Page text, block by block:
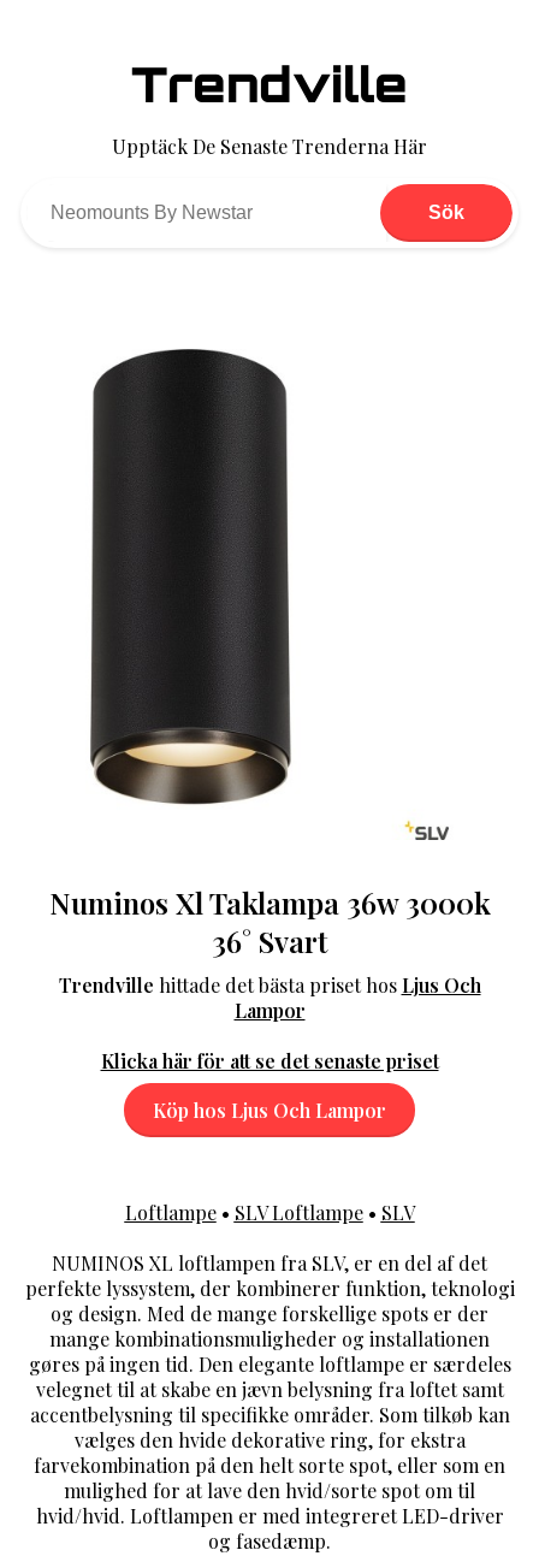
Trendville
Upptäck De Senaste Trenderna Här
Sök
Numinos Xl Taklampa 36w 3000k
36° Svart
Trendville hittade det bästa priset hos Ljus Och
Lampor
Klicka här för att se det senaste priset
Köp hos Ljus Och Lampor
Loftlampe• SLV Loftlampe• SLV
NUMINOS XL loftlampen fra SLV, er en del af det
perfekte lyssystem, der kombinerer funktion, teknologi
og design. Med de mange forskellige spots er der
mange kombinationsmuligheder og installationen
gøres på ingen tid. Den elegante loftlampe er særdeles
velegnet til at skabe en jævn belysning fra loftet samt
accentbelysning til specifikke områder. Som tilkøb kan
vælges den hvide dekorative ring, for ekstra
farvekombination på den helt sorte spot, eller som en
mulighed for at lave den hvid/sorte spot om til
hvid/hvid. Loftlampen er med integreret LED-driver
og fasedæmp.